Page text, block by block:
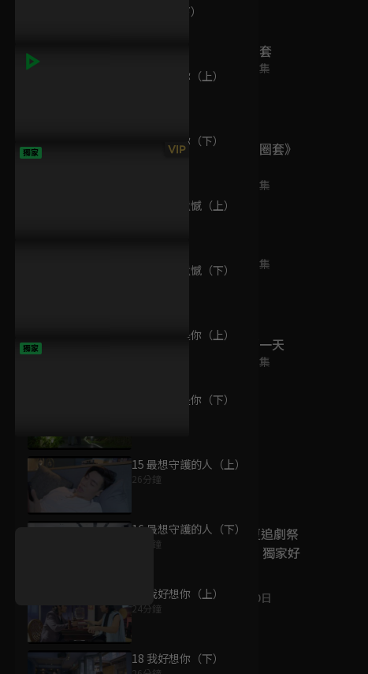
08 曖昧（下）
09 我喜歡你（上）
10 我喜歡你（下）
11 心碎與遺憾（上）
12 心碎與遺憾（下）
13 腦袋都是你（上）
14 腦袋都是你（下）
15 最想守護的人（上）
26分鐘
16 最想守護的人（下）
24分鐘
17 我好想你（上）
24分鐘
18 我好想你（下）
文森謀劃董事長大位？懷恩怒
責不解！
HIStory3-圈套
已完結 / 共 20 集
VIP
獨家
《HIStory3-圈套》
已完結 / 共 13 集
已完結 / 共 11 集
獨家 HIStory3-那一天
已完結 / 共 20 集
好康資訊
7/21-8/20，盛夏追劇祭
升級VIP最優惠！獨家好
7月21日 8月20日